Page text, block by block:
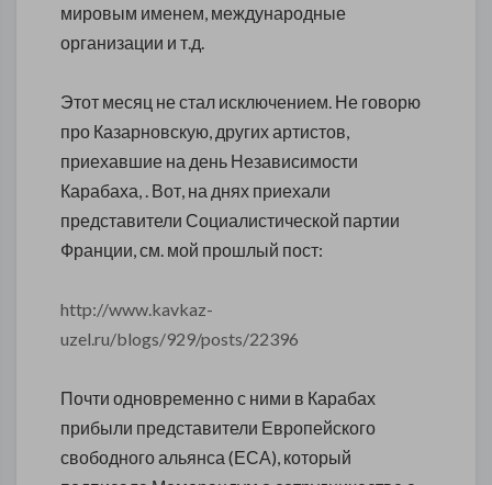
мировым именем, международные
организации и т.д.
Этот месяц не стал исключением. Не говорю
про Казарновскую, других артистов,
приехавшие на день Независимости
Карабаха, . Вот, на днях приехали
представители Социалистической партии
Франции, см. мой прошлый пост:
http://www.kavkaz-
uzel.ru/blogs/929/posts/22396
Почти одновременно с ними в Карабах
прибыли представители Европейского
свободного альянса (ЕСА), который